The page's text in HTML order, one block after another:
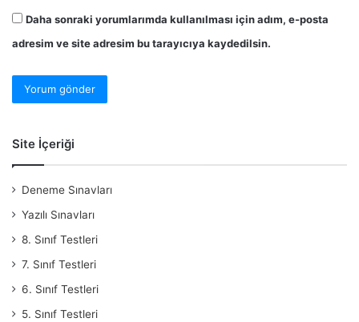
Daha sonraki yorumlarımda kullanılması için adım, e-posta
adresim ve site adresim bu tarayıcıya kaydedilsin.
Site İçeriği
Deneme Sınavları
Yazılı Sınavları
8. Sınıf Testleri
7. Sınıf Testleri
6. Sınıf Testleri
5. Sınıf Testleri